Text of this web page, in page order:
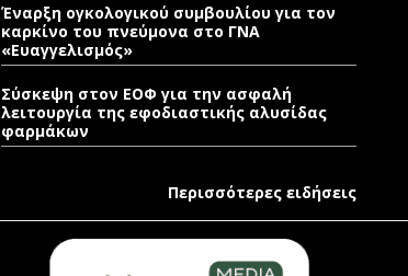
Έναρξη ογκολογικού συμβουλίου για τον
καρκίνο του πνεύμονα στο ΓΝΑ
«Ευαγγελισμός»
Σύσκεψη στον ΕΟΦ για την ασφαλή
λειτουργία της εφοδιαστικής αλυσίδας
φαρμάκων
Περισσότερες ειδήσεις